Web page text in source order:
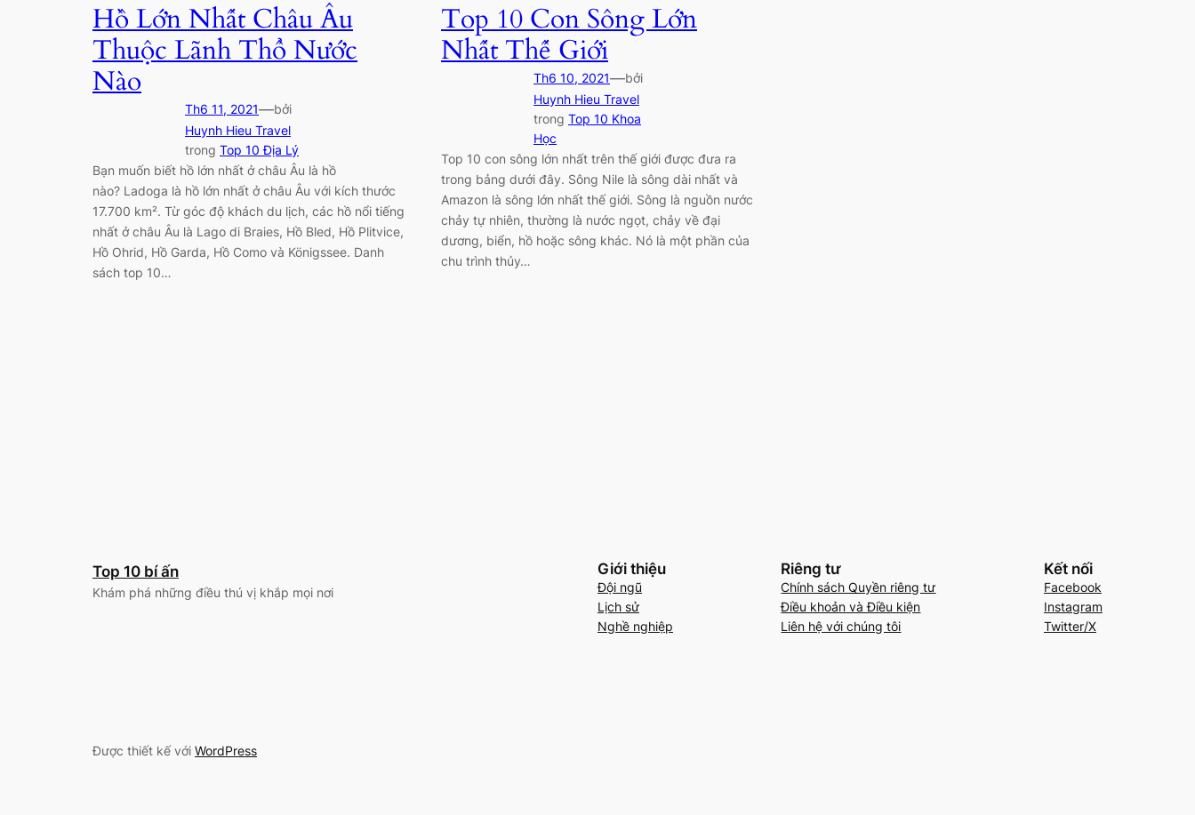
Hồ Lớn Nhất Châu Âu
Thuộc Lãnh Thổ Nước
Nào
Th6 11, 2021—bởi
Huynh Hieu Travel
trong Top 10 Địa Lý
Bạn muốn biết hồ lớn nhất ở châu Âu là hồ
nào? Ladoga là hồ lớn nhất ở châu Âu với kích thước
17.700 km². Từ góc độ khách du lịch, các hồ nổi tiếng
nhất ở châu Âu là Lago di Braies, Hồ Bled, Hồ Plitvice,
Hồ Ohrid, Hồ Garda, Hồ Como và Königssee. Danh
sách top 10…
Top 10 Con Sông Lớn
Nhất Thế Giới
Th6 10, 2021—bởi
Huynh Hieu Travel
trong Top 10 Khoa
Học
Top 10 con sông lớn nhất trên thế giới được đưa ra
trong bảng dưới đây. Sông Nile là sông dài nhất và
Amazon là sông lớn nhất thế giới. Sông là nguồn nước
chảy tự nhiên, thường là nước ngọt, chảy về đại
dương, biển, hồ hoặc sông khác. Nó là một phần của
chu trình thủy…
Top 10 bí ấn
Khám phá những điều thú vị khắp mọi nơi
Giới thiệu
Đội ngũ
Lịch sử
Nghề nghiệp
Riêng tư
Chính sách Quyền riêng tư
Điều khoản và Điều kiện
Liên hệ với chúng tôi
Kết nối
Facebook
Instagram
Twitter/X
Được thiết kế với WordPress